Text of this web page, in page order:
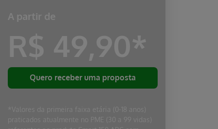
A partir de
R$ 49,90*
Quero receber uma proposta
*Valores da primeira faixa etária (0-18 anos)
praticados atualmente no PME (30 a 99 vidas)